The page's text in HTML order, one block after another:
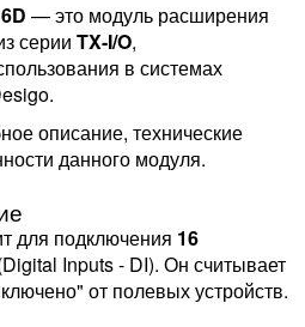
— это модуль расширения
серии TX-I/O,
в системах
описание, технические
данного модуля.
для подключения 16
Inputs - DI). Он считывает
от полевых устройств.